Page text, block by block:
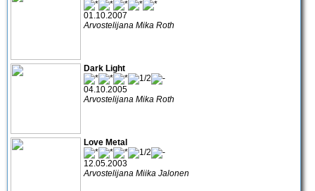
01.10.2007
Arvostelijana Mika Roth
Dark Light
04.10.2005
Arvostelijana Mika Roth
Love Metal
12.05.2003
Arvostelijana Miika Jalonen